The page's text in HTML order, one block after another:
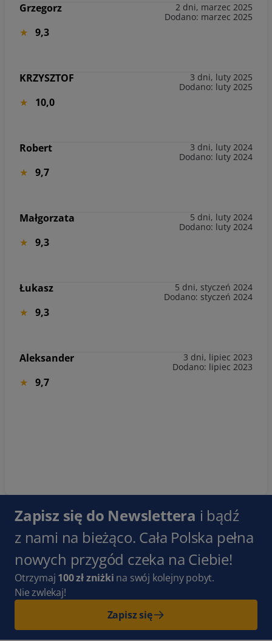
Grzegorz
2 dni, marzec 2025
Dodano: marzec 2025
9,3
KRZYSZTOF
3 dni, luty 2025
Dodano: luty 2025
10,0
Robert
3 dni, luty 2024
Dodano: luty 2024
9,7
Małgorzata
5 dni, luty 2024
Dodano: luty 2024
9,3
Łukasz
5 dni, styczeń 2024
Dodano: styczeń 2024
9,3
Aleksander
3 dni, lipiec 2023
Dodano: lipiec 2023
9,7
Zapisz się do Newslettera i bądź
z nami na bieżąco. Cała Polska pełna
nowych przygód czeka na Ciebie!
Otrzymaj 100 zł zniżki na swój kolejny pobyt.
Nie zwlekaj!
Zapisz się